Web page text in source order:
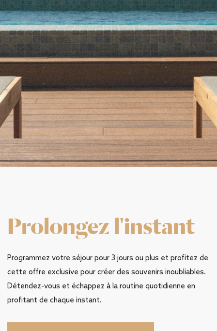
Prolongez l'instant
Programmez votre séjour pour 3 jours ou plus et profitez de
cette offre exclusive pour créer des souvenirs inoubliables.
Détendez-vous et échappez à la routine quotidienne en
profitant de chaque instant.